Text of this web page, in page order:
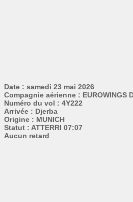
Date : samedi 23 mai 2026
Compagnie aérienne : EUROWINGS
Numéro du vol : 4Y222
Arrivée : Djerba
Origine : MUNICH
Statut : ATTERRI 07:07
Aucun retard